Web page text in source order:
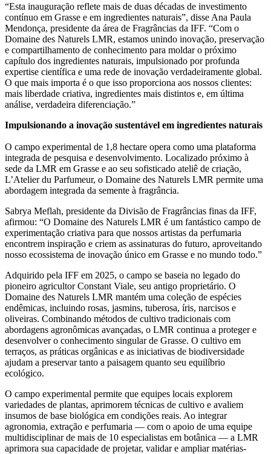
“Esta inauguração reflete mais de duas décadas de investimento
contínuo em Grasse e em ingredientes naturais”, disse Ana Paula
Mendonça, presidente da área de Fragrâncias da IFF. “Com o
Domaine des Naturels LMR, estamos unindo inovação, preservação
e compartilhamento de conhecimento para moldar o próximo
capítulo dos ingredientes naturais, impulsionado por profunda
expertise científica e uma rede de inovação verdadeiramente global.
O que mais importa é o que isso proporciona aos nossos clientes:
mais liberdade criativa, ingredientes mais distintos e, em última
análise, verdadeira diferenciação.”
Impulsionando a inovação sustentável em ingredientes naturais
O campo experimental de 1,8 hectare opera como uma plataforma
integrada de pesquisa e desenvolvimento. Localizado próximo à
sede da LMR em Grasse e ao seu sofisticado ateliê de criação,
L’Atelier du Parfumeur, o Domaine des Naturels LMR permite uma
abordagem integrada da semente à fragrância.
Sabrya Meflah, presidente da Divisão de Fragrâncias finas da IFF,
afirmou: “O Domaine des Naturels LMR é um fantástico campo de
experimentação criativa para que nossos artistas da perfumaria
encontrem inspiração e criem as assinaturas do futuro, aproveitando
nosso ecossistema de inovação único em Grasse e no mundo todo.”
Adquirido pela IFF em 2025, o campo se baseia no legado do
pioneiro agricultor Constant Viale, seu antigo proprietário. O
Domaine des Naturels LMR mantém uma coleção de espécies
endêmicas, incluindo rosas, jasmins, tuberosa, íris, narcisos e
oliveiras. Combinando métodos de cultivo tradicionais com
abordagens agronômicas avançadas, o LMR continua a proteger e
desenvolver o conhecimento singular de Grasse. O cultivo em
terraços, as práticas orgânicas e as iniciativas de biodiversidade
ajudam a preservar tanto a paisagem quanto seu equilíbrio
ecológico.
O campo experimental permite que equipes locais explorem
variedades de plantas, aprimorem técnicas de cultivo e avaliem
insumos de base biológica em condições reais. Ao integrar
agronomia, extração e perfumaria — com o apoio de uma equipe
multidisciplinar de mais de 10 especialistas em botânica — a LMR
aprimora sua capacidade de projetar, validar e ampliar matérias-